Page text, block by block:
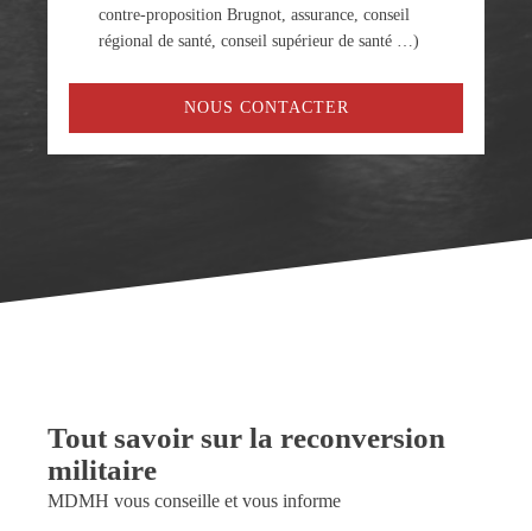
contre-proposition Brugnot, assurance, conseil
régional de santé, conseil supérieur de santé …)
NOUS CONTACTER
Tout savoir sur la reconversion
militaire
MDMH vous conseille et vous informe